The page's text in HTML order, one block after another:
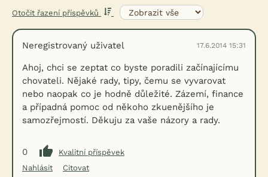
Otočit řazení příspěvků
Neregistrovaný uživatel 17.6.2014 15:31
Ahoj, chci se zeptat co byste poradili začínajícímu
chovateli. Nějaké rady, tipy, čemu se vyvarovat
nebo naopak co je hodně důležité. Zázemí, finance
a případná pomoc od někoho zkuenějšího je
samozřejmostí. Děkuju za vaše názory a rady.
0
Kvalitní příspěvek
Nahlásit
Citovat